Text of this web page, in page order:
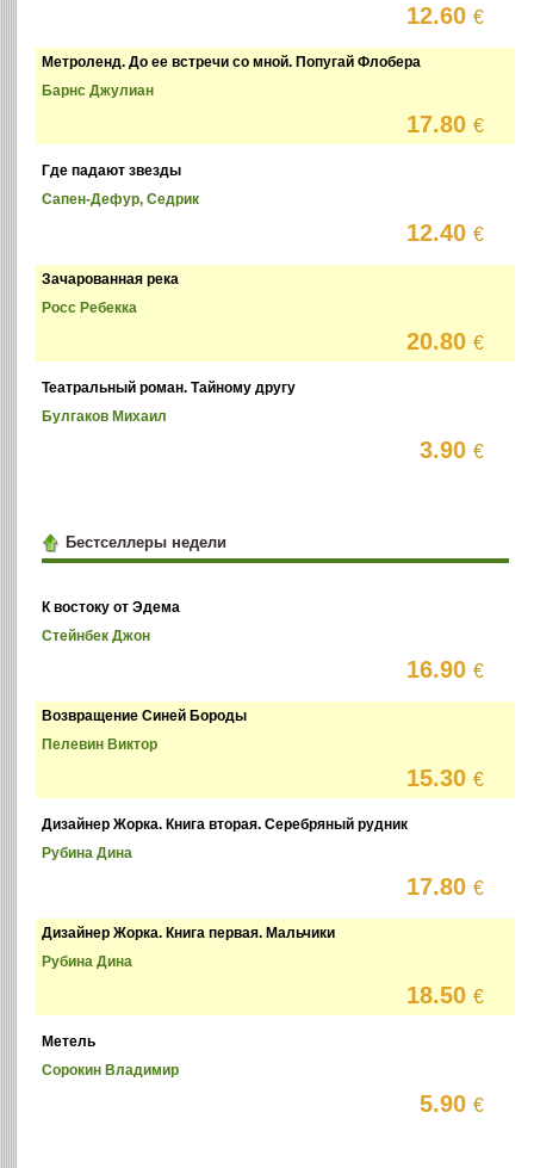
12.60€
Метроленд. До ее встречи со мной. Попугай Флобера
Барнс Джулиан
17.80€
Где падают звезды
Сапен-Дефур, Седрик
12.40€
Зачарованная река
Росс Ребекка
20.80€
Театральный роман. Тайному другу
Булгаков Михаил
3.90€
Бестселлеры недели
К востоку от Эдема
Стейнбек Джон
16.90€
Возвращение Синей Бороды
Пелевин Виктор
15.30€
Дизайнер Жорка. Книга вторая. Серебряный рудник
Рубина Дина
17.80€
Дизайнер Жорка. Книга первая. Мальчики
Рубина Дина
18.50€
Метель
Сорокин Владимир
5.90€